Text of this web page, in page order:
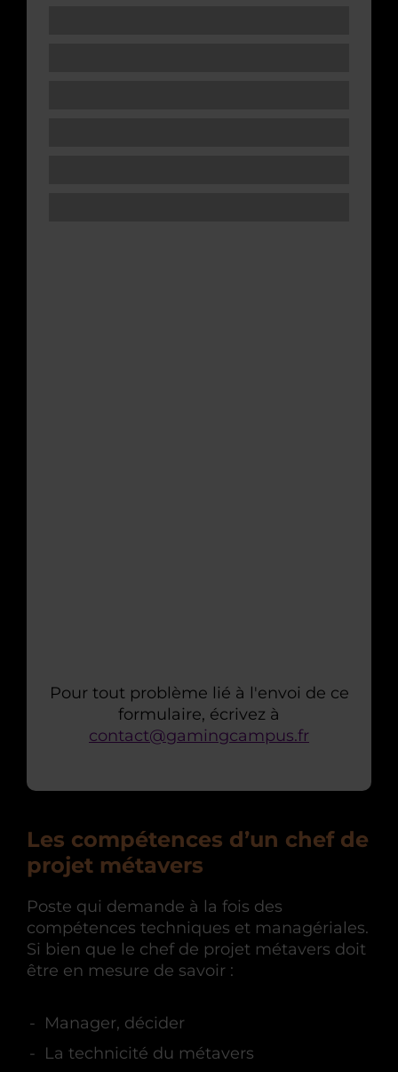
Pour tout problème lié à l'envoi de ce
formulaire, écrivez à
contact@gamingcampus.fr
Les compétences d’un chef de
projet métavers
Poste qui demande à la fois des
compétences techniques et managériales.
Si bien que le chef de projet métavers doit
être en mesure de savoir :
Manager, décider
La technicité du métavers